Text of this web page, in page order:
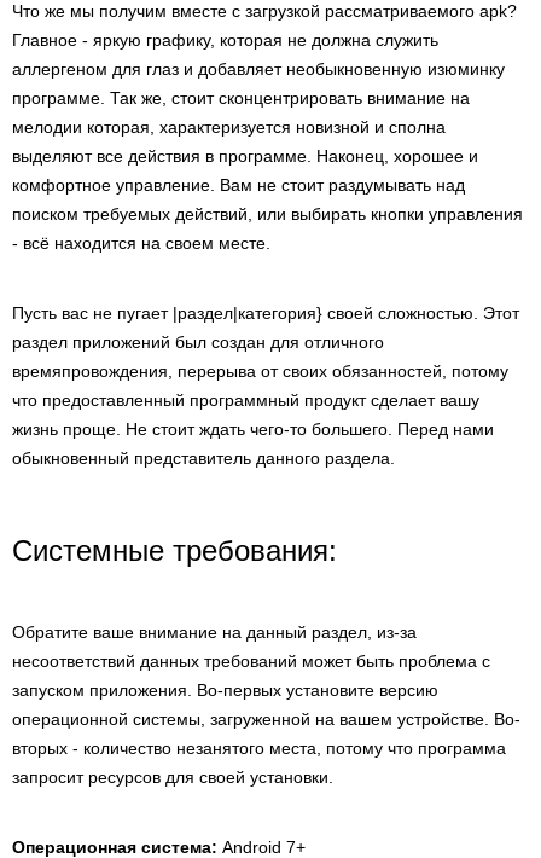
Что же мы получим вместе с загрузкой рассматриваемого apk?
Главное - яркую графику, которая не должна служить
аллергеном для глаз и добавляет необыкновенную изюминку
программе. Так же, стоит сконцентрировать внимание на
мелодии которая, характеризуется новизной и сполна
выделяют все действия в программе. Наконец, хорошее и
комфортное управление. Вам не стоит раздумывать над
поиском требуемых действий, или выбирать кнопки управления
- всё находится на своем месте.
Пусть вас не пугает |раздел|категория} своей сложностью. Этот
раздел приложений был создан для отличного
времяпровождения, перерыва от своих обязанностей, потому
что предоставленный программный продукт сделает вашу
жизнь проще. Не стоит ждать чего-то большего. Перед нами
обыкновенный представитель данного раздела.
Системные требования:
Обратите ваше внимание на данный раздел, из-за
несоответствий данных требований может быть проблема с
запуском приложения. Во-первых установите версию
операционной системы, загруженной на вашем устройстве. Во-
вторых - количество незанятого места, потому что программа
запросит ресурсов для своей установки.
Операционная система: Android 7+